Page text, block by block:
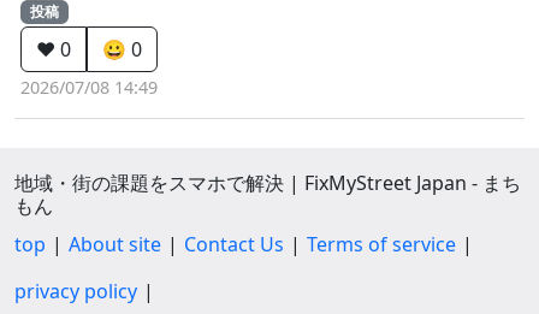
投稿
❤️ 0 😀 0
2026/07/08 14:49
地域・街の課題をスマホで解決 | FixMyStreet Japan - まち
もん
top
About site Contact Us
Terms of service
privacy policy